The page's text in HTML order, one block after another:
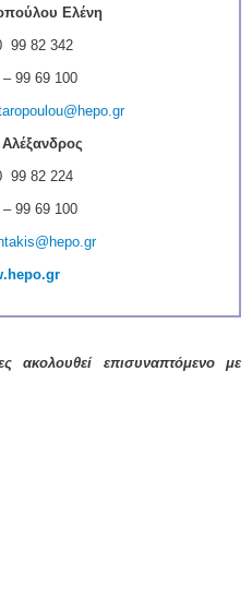
Ελένη
99 82 342
– 99 69 100
99 82 224
– 99 69 100
ακολουθείεπισυναπτόμενο με